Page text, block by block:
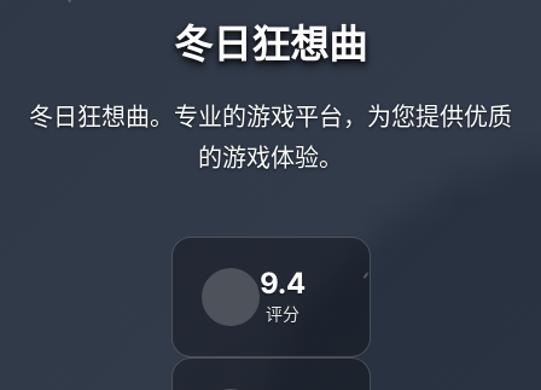
冬日狂想曲
冬日狂想曲。专业的游戏平台，为您提供优质
的游戏体验。
9.4
评分